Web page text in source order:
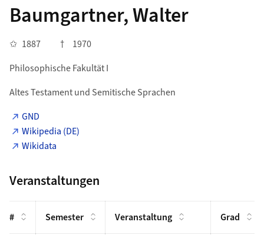
Baumgartner, Walter
✩ 1887 †
1970
Philosophische Fakultät I
Altes Testament und Semitische Sprachen
GND
Wikipedia (DE)
Wikidata
Veranstaltungen
# Semester Veranstaltung Grad